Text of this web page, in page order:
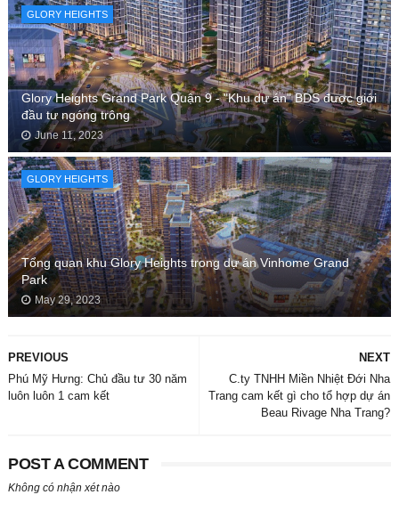
GLORY HEIGHTS
Glory Heights Grand Park Quận 9 - "Khu dự án" BDS được giới
đầu tư ngóng trông
June 11, 2023
GLORY HEIGHTS
Tổng quan khu Glory Heights trong dự án Vinhome Grand
Park
May 29, 2023
NEXT
C.ty TNHH Miền Nhiệt Đới Nha
Trang cam kết gì cho tổ hợp dự án
Beau Rivage Nha Trang?
PREVIOUS
Phú Mỹ Hưng: Chủ đầu tư 30 năm
luôn luôn 1 cam kết
POST A COMMENT
Không có nhận xét nào